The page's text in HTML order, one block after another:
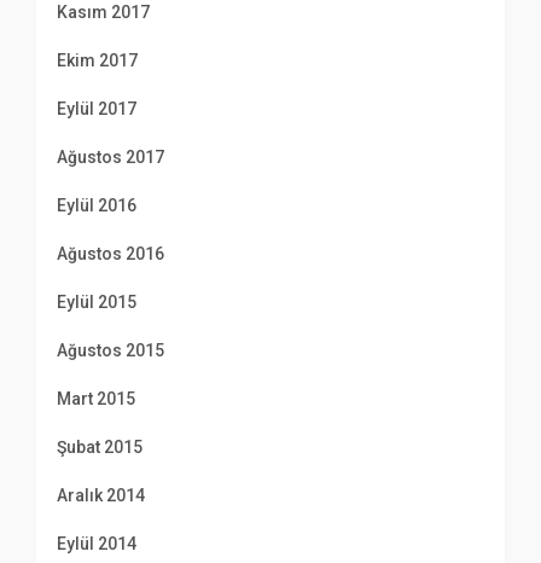
Kasım 2017
Ekim 2017
Eylül 2017
Ağustos 2017
Eylül 2016
Ağustos 2016
Eylül 2015
Ağustos 2015
Mart 2015
Şubat 2015
Aralık 2014
Eylül 2014